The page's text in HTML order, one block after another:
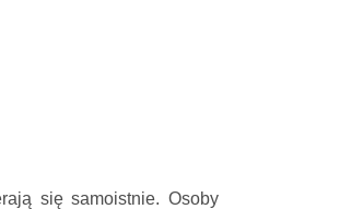
się samoistnie. Osoby